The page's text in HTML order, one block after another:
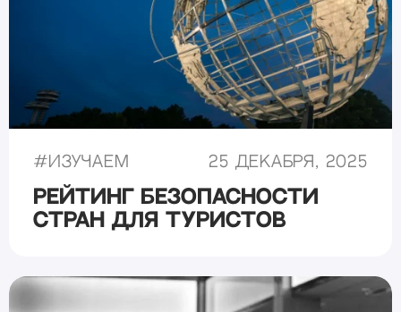
#Изучаем 25 декабря, 2025
Рейтинг безопасности
стран для туристов